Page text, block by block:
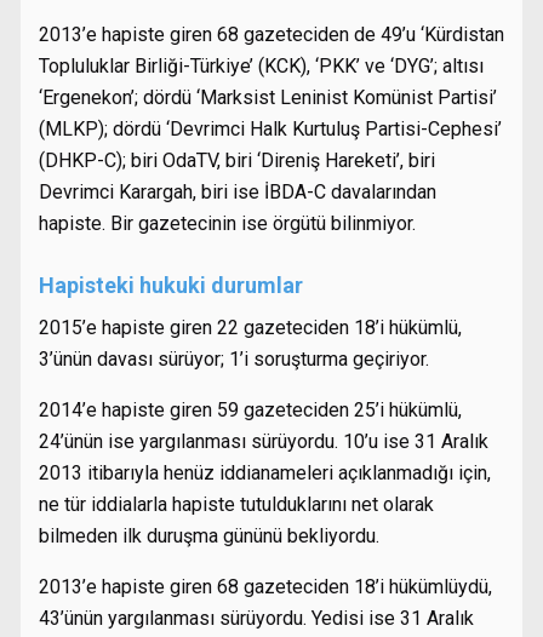
2013’e hapiste giren 68 gazeteciden de 49’u ‘Kürdistan
Topluluklar Birliği-Türkiye’ (KCK), ‘PKK’ ve ‘DYG’; altısı
‘Ergenekon’; dördü ‘Marksist Leninist Komünist Partisi’
(MLKP); dördü ‘Devrimci Halk Kurtuluş Partisi-Cephesi’
(DHKP-C); biri OdaTV, biri ‘Direniş Hareketi’, biri
Devrimci Karargah, biri ise İBDA-C davalarından
hapiste. Bir gazetecinin ise örgütü bilinmiyor.
Hapisteki hukuki durumlar
2015’e hapiste giren 22 gazeteciden 18’i hükümlü,
3’ünün davası sürüyor; 1’i soruşturma geçiriyor.
2014’e hapiste giren 59 gazeteciden 25’i hükümlü,
24’ünün ise yargılanması sürüyordu. 10’u ise 31 Aralık
2013 itibarıyla henüz iddianameleri açıklanmadığı için,
ne tür iddialarla hapiste tutulduklarını net olarak
bilmeden ilk duruşma gününü bekliyordu.
2013’e hapiste giren 68 gazeteciden 18’i hükümlüydü,
43’ünün yargılanması sürüyordu. Yedisi ise 31 Aralık